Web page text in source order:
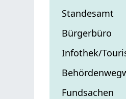
Standesamt
Bürgerbüro
Infothek/
Fundsachen